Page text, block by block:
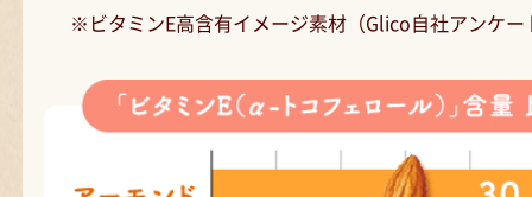
※ビタミンE高含有イメージ素材（Glico自社アンケー